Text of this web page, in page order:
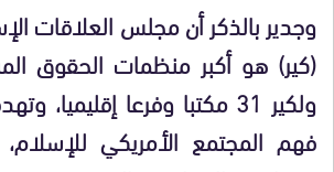
وجدير بالذكر أن مجلس العلاقات
(كير) هو أكبر منظمات الحقوق
ولكير 31 مكتبا وفرعا
فهم المجتمع الأمريكي للإسلام،